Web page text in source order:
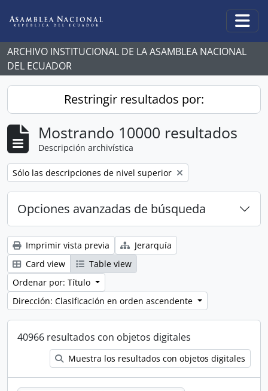
ARCHIVO INSTITUCIONAL DE LA ASAMBLEA NACIONAL
DEL ECUADOR
Restringir resultados por:
Mostrando 10000 resultados
Descripción archivística
Remove filter:
Sólo las descripciones de nivel superior
Opciones avanzadas de búsqueda
Imprimir vista previa
Jerarquía
Card view
Table view
Ordenar por: Título
Dirección: Clasificación en orden ascendente
40966 resultados con objetos digitales
Muestra los resultados con objetos digitales